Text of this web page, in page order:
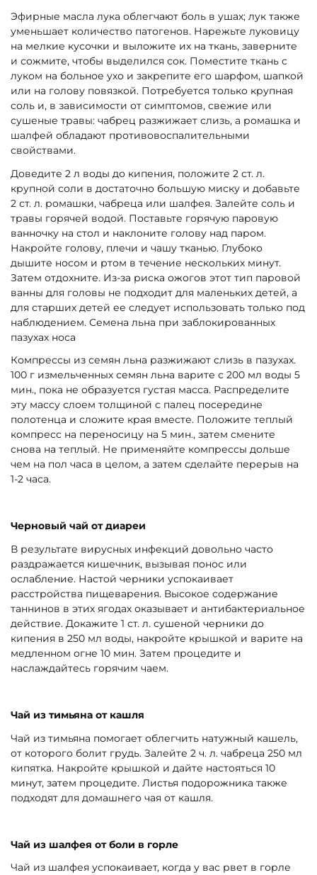
Эфирные масла лука облегчают боль в ушах; лук также
уменьшает количество патогенов. Нарежьте луковицу
на мелкие кусочки и выложите их на ткань, заверните
и сожмите, чтобы выделился сок. Поместите ткань с
луком на больное ухо и закрепите его шарфом, шапкой
или на голову повязкой. Потребуется только крупная
соль и, в зависимости от симптомов, свежие или
сушеные травы: чабрец разжижает слизь, а ромашка и
шалфей обладают противовоспалительными
свойствами.
Доведите 2 л воды до кипения, положите 2 ст. л.
крупной соли в достаточно большую миску и добавьте
2 ст. л. ромашки, чабреца или шалфея. Залейте соль и
травы горячей водой. Поставьте горячую паровую
ванночку на стол и наклоните голову над паром.
Накройте голову, плечи и чашу тканью. Глубоко
дышите носом и ртом в течение нескольких минут.
Затем отдохните. Из-за риска ожогов этот тип паровой
ванны для головы не подходит для маленьких детей, а
для старших детей ее следует использовать только под
наблюдением. Семена льна при заблокированных
пазухах носа
Компрессы из семян льна разжижают слизь в пазухах.
100 г измельченных семян льна варите с 200 мл воды 5
мин., пока не образуется густая масса. Распределите
эту массу слоем толщиной с палец посередине
полотенца и сложите края вместе. Положите теплый
компресс на переносицу на 5 мин., затем смените
снова на теплый. Не применяйте компрессы дольше
чем на пол часа в целом, а затем сделайте перерыв на
1-2 часа.
Черновый чай от диареи
В результате вирусных инфекций довольно часто
раздражается кишечник, вызывая понос или
ослабление. Настой черники успокаивает
расстройства пищеварения. Высокое содержание
таннинов в этих ягодах оказывает и антибактериальное
действие. Докажите 1 ст. л. сушеной черники до
кипения в 250 мл воды, накройте крышкой и варите на
медленном огне 10 мин. Затем процедите и
наслаждайтесь горячим чаем.
Чай из тимьяна от кашля
Чай из тимьяна помогает облегчить натужный кашель,
от которого болит грудь. Залейте 2 ч. л. чабреца 250 мл
кипятка. Накройте крышкой и дайте настояться 10
минут, затем процедите. Листья подорожника также
подходят для домашнего чая от кашля.
Чай из шалфея от боли в горле
Чай из шалфея успокаивает, когда у вас рвет в горле